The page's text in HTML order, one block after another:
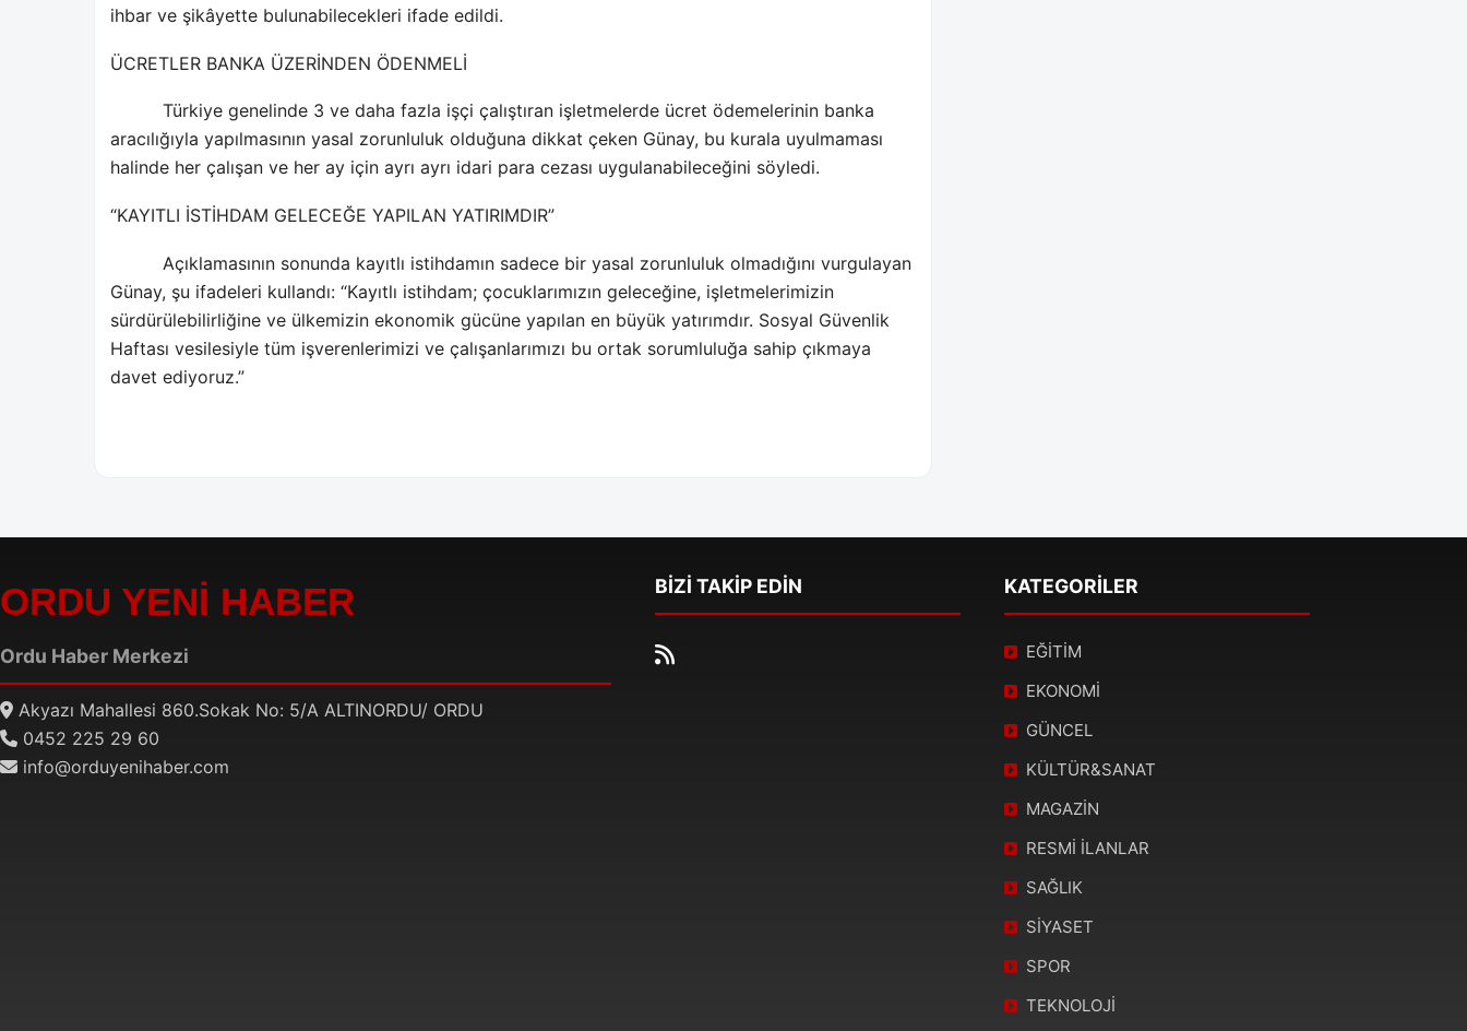
ihbar ve şikâyette bulunabilecekleri ifade edildi.
ÜCRETLER BANKA ÜZERİNDEN ÖDENMELİ
Türkiye genelinde 3 ve daha fazla işçi çalıştıran işletmelerde ücret ödemelerinin banka
aracılığıyla yapılmasının yasal zorunluluk olduğuna dikkat çeken Günay, bu kurala uyulmaması
halinde her çalışan ve her ay için ayrı ayrı idari para cezası uygulanabileceğini söyledi.
“KAYITLI İSTİHDAM GELECEĞE YAPILAN YATIRIMDIR”
Açıklamasının sonunda kayıtlı istihdamın sadece bir yasal zorunluluk olmadığını vurgulayan
Günay, şu ifadeleri kullandı: “Kayıtlı istihdam; çocuklarımızın geleceğine, işletmelerimizin
sürdürülebilirliğine ve ülkemizin ekonomik gücüne yapılan en büyük yatırımdır. Sosyal Güvenlik
Haftası vesilesiyle tüm işverenlerimizi ve çalışanlarımızı bu ortak sorumluluğa sahip çıkmaya
davet ediyoruz.”
ORDU YENİ HABER
Ordu Haber Merkezi
Akyazı Mahallesi 860.Sokak No: 5/A ALTINORDU/ ORDU
0452 225 29 60
info@orduyenihaber.com
BİZİ TAKİP EDİN KATEGORİLER
EĞİTİM
EKONOMİ
GÜNCEL
KÜLTÜR&SANAT
MAGAZİN
RESMİ İLANLAR
SAĞLIK
SİYASET
SPOR
TEKNOLOJİ